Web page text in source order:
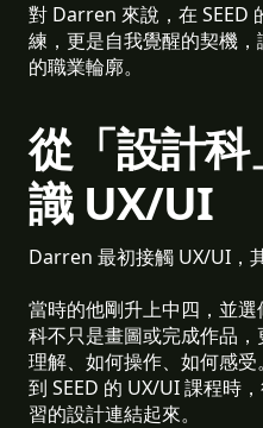
對 Darren 來說，在 SEED
練，更是自我覺醒的契機
的職業輪廓。
從「設計
識 UX/UI
Darren 最初接觸 UX/UI，
當時的他剛升上中四，並
科不只是畫圖或完成作品
理解、如何操作、如何感
到 SEED 的 UX/UI 課程時
習的設計連結起來。